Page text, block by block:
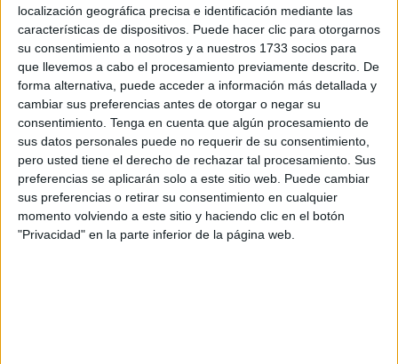
localización geográfica precisa e identificación mediante las
características de dispositivos. Puede hacer clic para otorgarnos
su consentimiento a nosotros y a nuestros 1733 socios para
que llevemos a cabo el procesamiento previamente descrito. De
forma alternativa, puede acceder a información más detallada y
cambiar sus preferencias antes de otorgar o negar su
consentimiento. Tenga en cuenta que algún procesamiento de
sus datos personales puede no requerir de su consentimiento,
pero usted tiene el derecho de rechazar tal procesamiento. Sus
preferencias se aplicarán solo a este sitio web. Puede cambiar
sus preferencias o retirar su consentimiento en cualquier
momento volviendo a este sitio y haciendo clic en el botón
"Privacidad" en la parte inferior de la página web.
en el suelo como un desperdicio más que había que
desechar.
Las imágenes en cuestión, una en blanco y negro y otra a
color, todavía perfectamente enmarcadas, mostraban con
su respectivo uniforme al tenientecoronel de Regulares
Mohamed Susi.
“Estas fotos son delteniente coronel de Regulares Susi
es de nuestro bisabuelo y estamos buscándolas por todos
lados ya que las subieron ayer (miércoles) porque las
tiraron, son las únicas que tenemos”, explica con